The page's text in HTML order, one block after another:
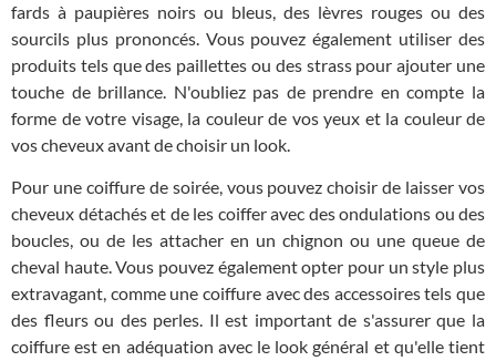
fards à paupières noirs ou bleus, des lèvres rouges ou des
sourcils plus prononcés. Vous pouvez également utiliser des
produits tels que des paillettes ou des strass pour ajouter une
touche de brillance. N'oubliez pas de prendre en compte la
forme de votre visage, la couleur de vos yeux et la couleur de
vos cheveux avant de choisir un look.
Pour une coiffure de soirée, vous pouvez choisir de laisser vos
cheveux détachés et de les coiffer avec des ondulations ou des
boucles, ou de les attacher en un chignon ou une queue de
cheval haute. Vous pouvez également opter pour un style plus
extravagant, comme une coiffure avec des accessoires tels que
des fleurs ou des perles. Il est important de s'assurer que la
coiffure est en adéquation avec le look général et qu'elle tient